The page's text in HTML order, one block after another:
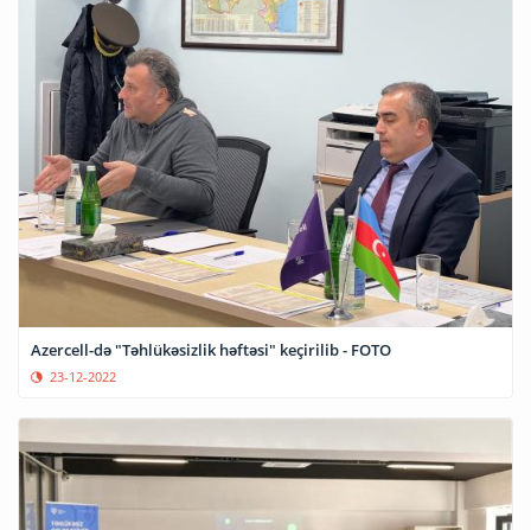
Azercell-də "Təhlükəsizlik həftəsi" keçirilib - FOTO
23-12-2022